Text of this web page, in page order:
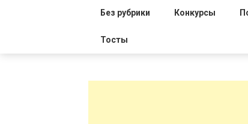
Без рубрики Конкурсы
Тосты